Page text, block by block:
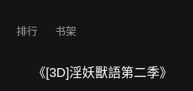
排行 书架
《[3D]淫妖獸語第二季》